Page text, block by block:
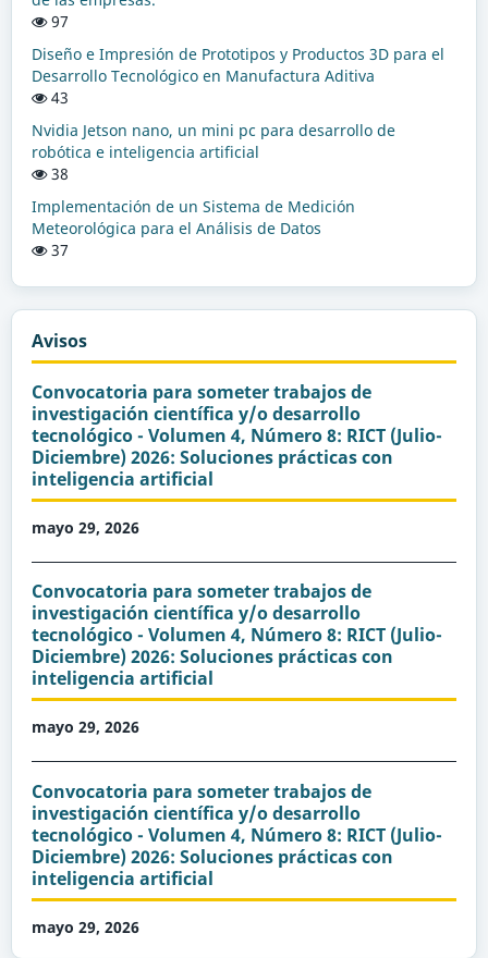
97
Diseño e Impresión de Prototipos y Productos 3D para el
Desarrollo Tecnológico en Manufactura Aditiva
43
Nvidia Jetson nano, un mini pc para desarrollo de
robótica e inteligencia artificial
38
Implementación de un Sistema de Medición
Meteorológica para el Análisis de Datos
37
Avisos
Convocatoria para someter trabajos de
investigación científica y/o desarrollo
tecnológico - Volumen 4, Número 8: RICT (Julio-
Diciembre) 2026: Soluciones prácticas con
inteligencia artificial
mayo 29, 2026
Convocatoria para someter trabajos de
investigación científica y/o desarrollo
tecnológico - Volumen 4, Número 8: RICT (Julio-
Diciembre) 2026: Soluciones prácticas con
inteligencia artificial
mayo 29, 2026
Convocatoria para someter trabajos de
investigación científica y/o desarrollo
tecnológico - Volumen 4, Número 8: RICT (Julio-
Diciembre) 2026: Soluciones prácticas con
inteligencia artificial
mayo 29, 2026